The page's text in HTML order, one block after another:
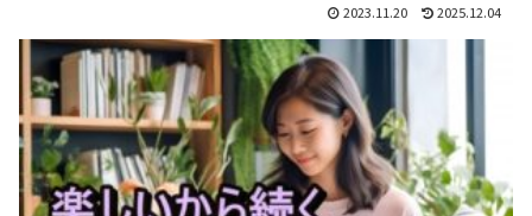
2023.11.20 2025.12.04